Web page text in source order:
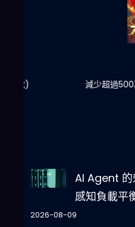
減少超過500萬
AI Agent
感知負載平
2026-08-09